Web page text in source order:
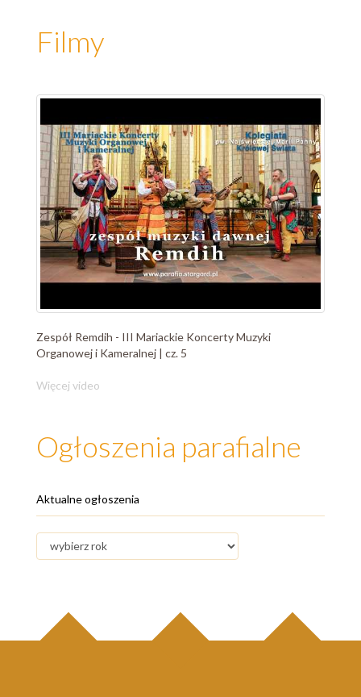
Filmy
Zespół Remdih - III Mariackie Koncerty Muzyki
Organowej i Kameralnej | cz. 5
Więcej video
Ogłoszenia parafialne
Aktualne ogłoszenia